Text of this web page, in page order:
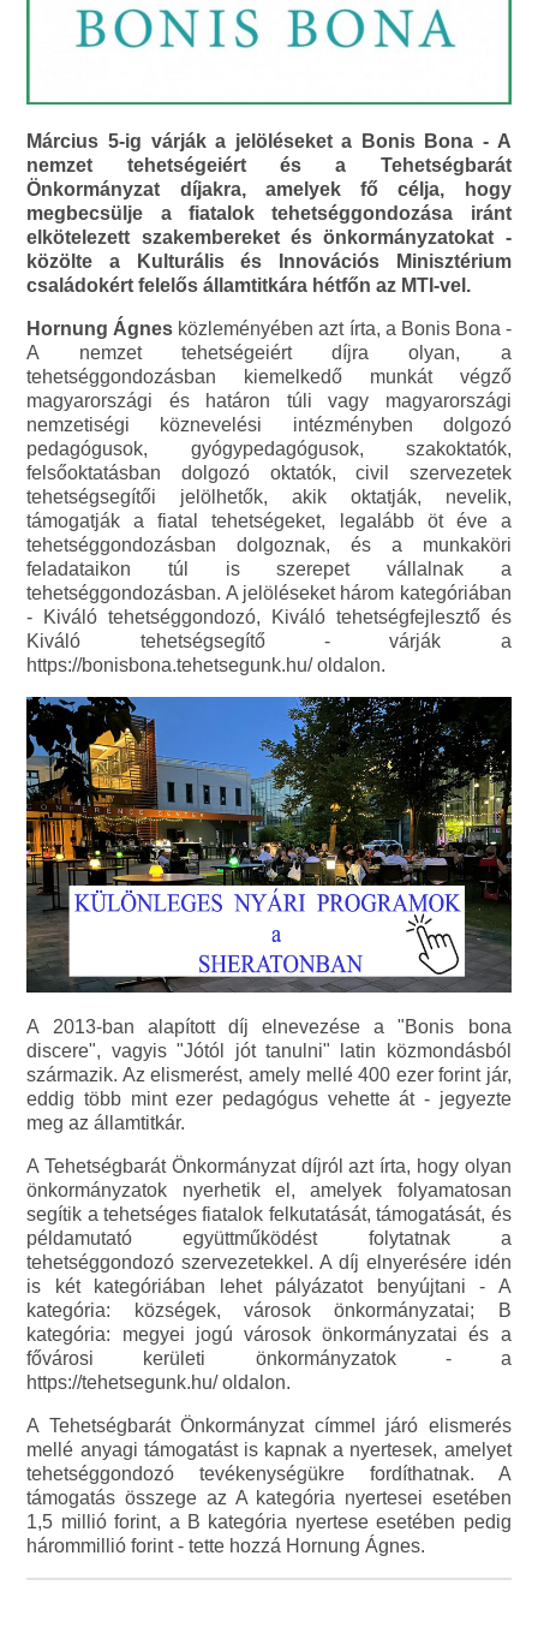
Március 5-ig várják a jelöléseket a Bonis Bona - A
nemzet tehetségeiért és a Tehetségbarát
Önkormányzat díjakra, amelyek fő célja, hogy
megbecsülje a fiatalok tehetséggondozása iránt
elkötelezett szakembereket és önkormányzatokat -
közölte a Kulturális és Innovációs Minisztérium
családokért felelős államtitkára hétfőn az MTI-vel.
Hornung Ágnes közleményében azt írta, a Bonis Bona -
A nemzet tehetségeiért díjra olyan, a
tehetséggondozásban kiemelkedő munkát végző
magyarországi és határon túli vagy magyarországi
nemzetiségi köznevelési intézményben dolgozó
pedagógusok, gyógypedagógusok, szakoktatók,
felsőoktatásban dolgozó oktatók, civil szervezetek
tehetségsegítői jelölhetők, akik oktatják, nevelik,
támogatják a fiatal tehetségeket, legalább öt éve a
tehetséggondozásban dolgoznak, és a munkaköri
feladataikon túl is szerepet vállalnak a
tehetséggondozásban. A jelöléseket három kategóriában
- Kiváló tehetséggondozó, Kiváló tehetségfejlesztő és
Kiváló tehetségsegítő - várják a
https://bonisbona.tehetsegunk.hu/ oldalon.
A 2013-ban alapított díj elnevezése a "Bonis bona
discere", vagyis "Jótól jót tanulni" latin közmondásból
származik. Az elismerést, amely mellé 400 ezer forint jár,
eddig több mint ezer pedagógus vehette át - jegyezte
meg az államtitkár.
A Tehetségbarát Önkormányzat díjról azt írta, hogy olyan
önkormányzatok nyerhetik el, amelyek folyamatosan
segítik a tehetséges fiatalok felkutatását, támogatását, és
példamutató együttműködést folytatnak a
tehetséggondozó szervezetekkel. A díj elnyerésére idén
is két kategóriában lehet pályázatot benyújtani - A
kategória: községek, városok önkormányzatai; B
kategória: megyei jogú városok önkormányzatai és a
fővárosi kerületi önkormányzatok - a
https://tehetsegunk.hu/ oldalon.
A Tehetségbarát Önkormányzat címmel járó elismerés
mellé anyagi támogatást is kapnak a nyertesek, amelyet
tehetséggondozó tevékenységükre fordíthatnak. A
támogatás összege az A kategória nyertesei esetében
1,5 millió forint, a B kategória nyertese esetében pedig
hárommillió forint - tette hozzá Hornung Ágnes.